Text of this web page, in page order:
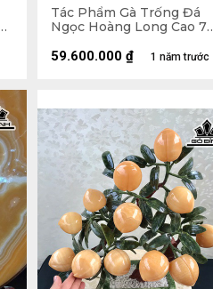
Tác Phẩm Gà Trống Đá
Ngọc Hoàng Long Cao 76
Cao Cả Đế 95 (cm)1 năm trước
59.600.000 ₫